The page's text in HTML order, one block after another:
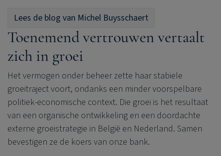
Lees de blog van Michel Buysschaert
Toenemend vertrouwen vertaalt
zich in groei
Het vermogen onder beheer zette haar stabiele
groeitraject voort, ondanks een minder voorspelbare
politiek-economische context. Die groei is het resultaat
van een organische ontwikkeling en een doordachte
externe groeistrategie in België en Nederland. Samen
bevestigen ze de koers van onze bank.